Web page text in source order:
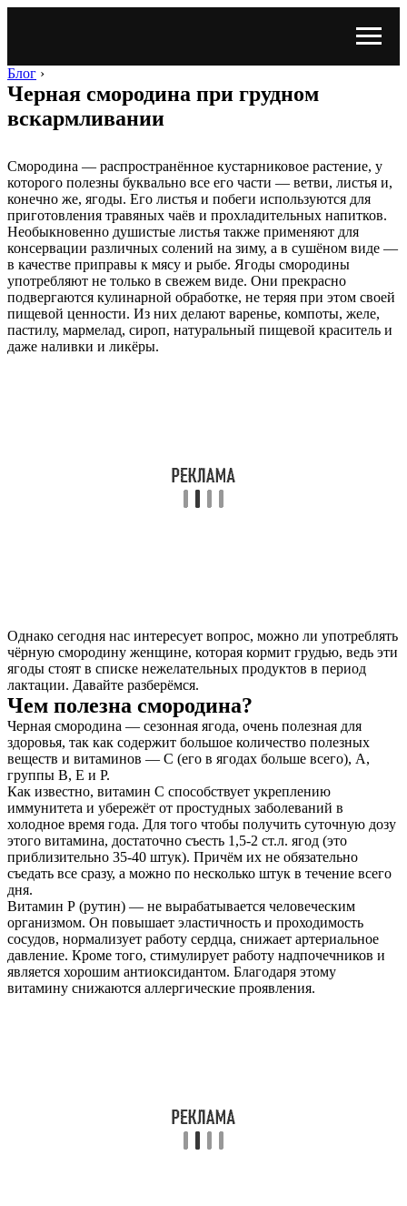
Блог ›
Черная смородина при грудном
вскармливании
Смородина — распространённое кустарниковое растение, у
которого полезны буквально все его части — ветви, листья и,
конечно же, ягоды. Его листья и побеги используются для
приготовления травяных чаёв и прохладительных напитков.
Необыкновенно душистые листья также применяют для
консервации различных солений на зиму, а в сушёном виде —
в качестве приправы к мясу и рыбе. Ягоды смородины
употребляют не только в свежем виде. Они прекрасно
подвергаются кулинарной обработке, не теряя при этом своей
пищевой ценности. Из них делают варенье, компоты, желе,
пастилу, мармелад, сироп, натуральный пищевой краситель и
даже наливки и ликёры.
Однако сегодня нас интересует вопрос, можно ли употреблять
чёрную смородину женщине, которая кормит грудью, ведь эти
ягоды стоят в списке нежелательных продуктов в период
лактации. Давайте разберёмся.
Чем полезна смородина?
Черная смородина — сезонная ягода, очень полезная для
здоровья, так как содержит большое количество полезных
веществ и витаминов — С (его в ягодах больше всего), А,
группы В, Е и Р.
Как известно, витамин С способствует укреплению
иммунитета и убережёт от простудных заболеваний в
холодное время года. Для того чтобы получить суточную дозу
этого витамина, достаточно съесть 1,5-2 ст.л. ягод (это
приблизительно 35-40 штук). Причём их не обязательно
съедать все сразу, а можно по несколько штук в течение всего
дня.
Витамин Р (рутин) — не вырабатывается человеческим
организмом. Он повышает эластичность и проходимость
сосудов, нормализует работу сердца, снижает артериальное
давление. Кроме того, стимулирует работу надпочечников и
является хорошим антиоксидантом. Благодаря этому
витамину снижаются аллергические проявления.